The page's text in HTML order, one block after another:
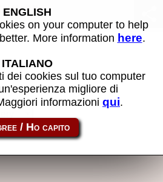
ENGLISH
on your computer to help
More information here.
ITALIANO
dei cookies sul tuo computer
migliore di
informazioni qui.